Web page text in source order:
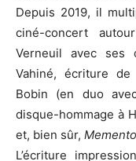
Depuis 2019, il
ciné-concert
Verneuil avec ses
Vahiné, écriture
Bobin (en duo
disque-hommage à
et, bien sûr,
L’écriture